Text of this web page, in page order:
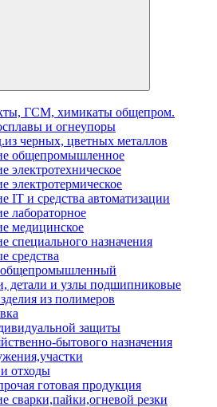
ГСМ, химикаты общепром.
и огнеупоры
черных, цветных металлов
общепромышленное
электротехническое
электротермическое
IT и средства автоматизации
лабораторное
медицинское
специального назначения
средства
детали и узлы подшипниковые
из полимеров
защиты
бытового назначения
отходы
готовая продукция
сварки,пайки,огневой резки